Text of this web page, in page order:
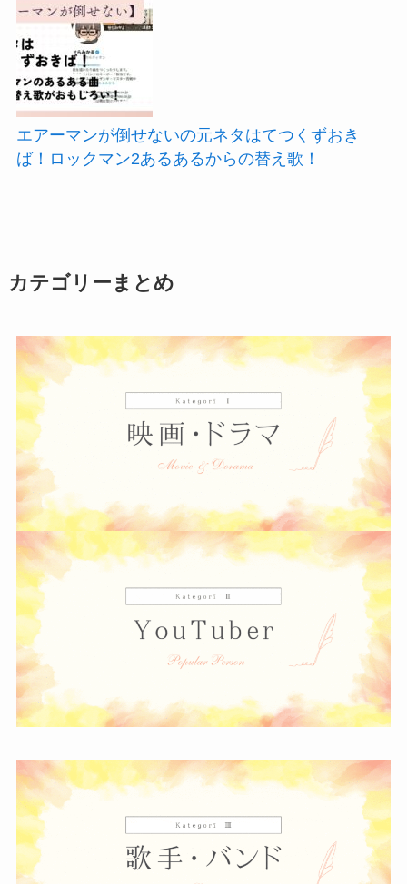
エアーマンが倒せないの元ネタはてつくずおき
ば！ロックマン2あるあるからの替え歌！
カテゴリーまとめ